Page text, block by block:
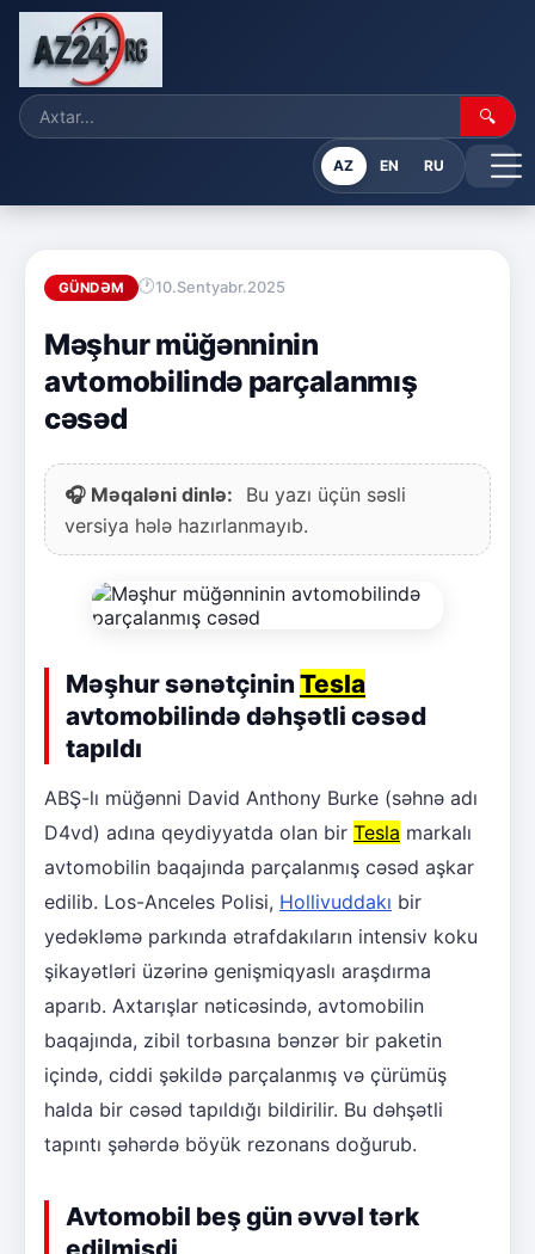
🔍
AZ EN RU
GÜNDƏM 10.Sentyabr.2025
Məşhur müğənninin
avtomobilində parçalanmış
cəsəd
🎧 Məqaləni dinlə:
Bu yazı üçün səsli
versiya hələ hazırlanmayıb.
Məşhur sənətçinin Tesla
avtomobilində dəhşətli cəsəd
tapıldı
ABŞ-lı müğənni David Anthony Burke (səhnə adı
D4vd) adına qeydiyyatda olan bir Tesla markalı
avtomobilin baqajında parçalanmış cəsəd aşkar
edilib. Los-Anceles Polisi, Hollivuddakı bir
yedəkləmə parkında ətrafdakıların intensiv koku
şikayətləri üzərinə genişmiqyaslı araşdırma
aparıb. Axtarışlar nəticəsində, avtomobilin
baqajında, zibil torbasına bənzər bir paketin
içində, ciddi şəkildə parçalanmış və çürümüş
halda bir cəsəd tapıldığı bildirilir. Bu dəhşətli
tapıntı şəhərdə böyük rezonans doğurub.
Avtomobil beş gün əvvəl tərk